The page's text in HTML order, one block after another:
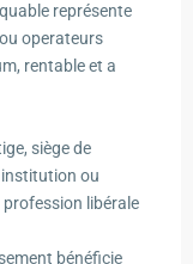
représente
operateurs
rentable et a
siège de
ou
libérale
bénéficie